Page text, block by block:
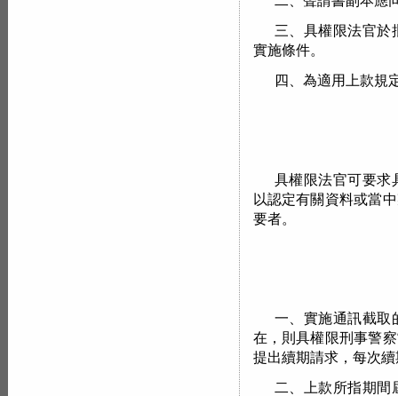
三、具權限法官於
實施條件。
四、為適用上款規
具權限法官可要求
以認定有關資料或當
要者。
一、實施通訊截取
在，則具權限刑事警
提出續期請求，每次
二、上款所指期